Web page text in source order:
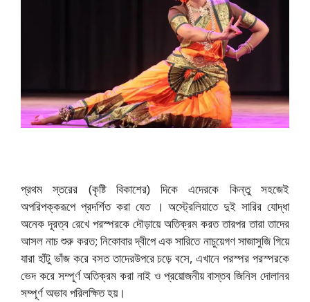
প্রথম স্তরের (কৃষ্টি বিকাশের) দিকে এদেরকে কিন্তু সহজেই
অপরিপক্করূপে প্রদর্শিত করা যেত । অস্ট্রেলিয়াতে দুই সারির যোদ্ধা
অনেক দূরত্ব রেখে পরস্পরকে দৌড়ায়ে অতিক্রম করত তারপর তারা তাদের
আসল নাচ শুরু করত; নিকোবার দ্বীপে এক সারিতে নাচুয়েগণ সাজাসুজি গিয়ে
যারা হাঁটু ভাঁজ করে বসত তাদেরউপরে চড়ে বসে, এখানে পরস্পর পরস্পরকে
ভেদ করে সম্পূর্ণ অতিক্রম করা নাই ও প্রয়োজনীয় বাস্তব জিনিস দোলানর
সম্পূর্ণ অভাব পরিলক্ষিত হয়।